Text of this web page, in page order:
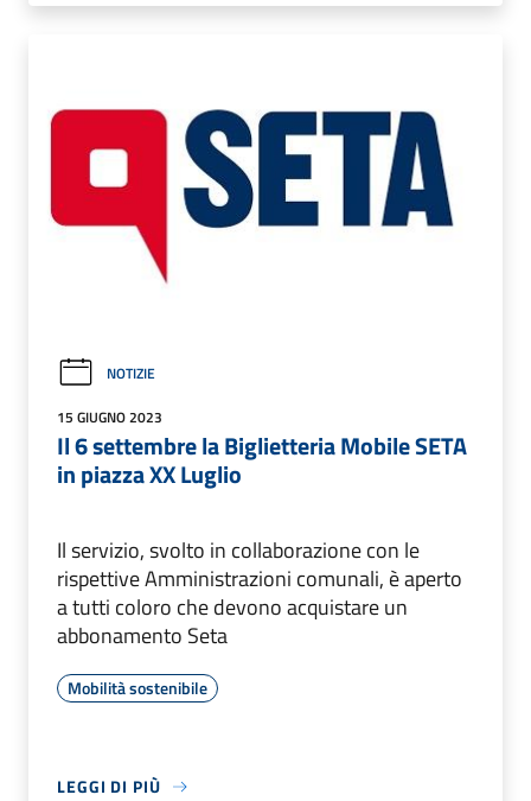
NOTIZIE
15 GIUGNO 2023
Il 6 settembre la Biglietteria Mobile SETA
in piazza XX Luglio
Il servizio, svolto in collaborazione con le
rispettive Amministrazioni comunali, è aperto
a tutti coloro che devono acquistare un
abbonamento Seta
Mobilità sostenibile
LEGGI DI PIÙ